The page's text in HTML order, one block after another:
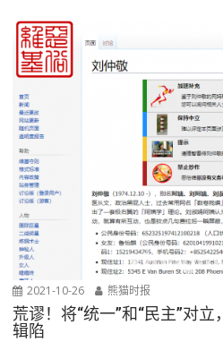
2021-10-26 熊猫时报
荒谬！将“统一”和“民主”对
辑陷